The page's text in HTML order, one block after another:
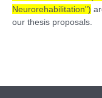
Neurorehabilitation")
our thesis proposals.